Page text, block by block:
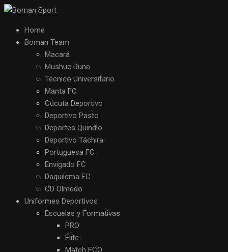
Home
Boman Team
Macará
Mushuc Runa
Técnico Universitario
Manta FC
Cúcuta Deportivo
Deportivo Pasto
Deportes Quindío
Deportivo Táchira
Portuguesa FC
Envigado FC
Daquilema FC
CD Olmedo
Uniformes Deportivos
Escuelas y Formativas
PRO
Élite
Match ECO